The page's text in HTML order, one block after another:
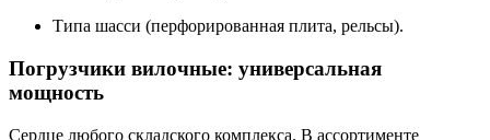
Типа шасси (перфорированная плита, рельсы).
Погрузчики вилочные: универсальная
мощность
Сердце любого складского комплекса. В ассортименте